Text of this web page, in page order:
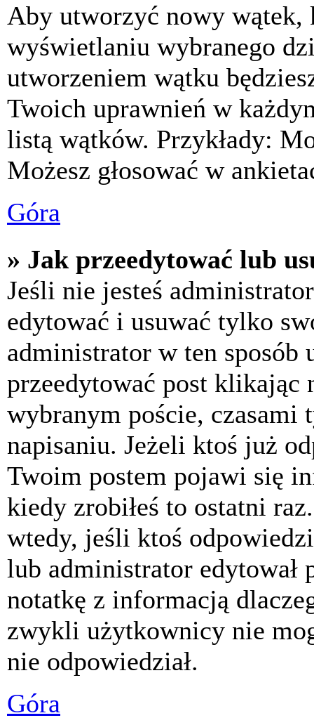
Aby utworzyć nowy
wyświetlaniu wybranego
utworzeniem wątku
Twoich uprawnień w
listą wątków. Przykłady:
Możesz głosować w
Góra
» Jak przeedytować lub
Jeśli nie jesteś
edytować i usuwać tylko
administrator w ten sposób
przeedytować post klikając
wybranym poście, czasami
napisaniu. Jeżeli ktoś już
Twoim postem pojawi się
kiedy zrobiłeś to ostatni
wtedy, jeśli ktoś
lub administrator edytował
notatkę z informacją
zwykli użytkownicy nie
nie odpowiedział.
Góra